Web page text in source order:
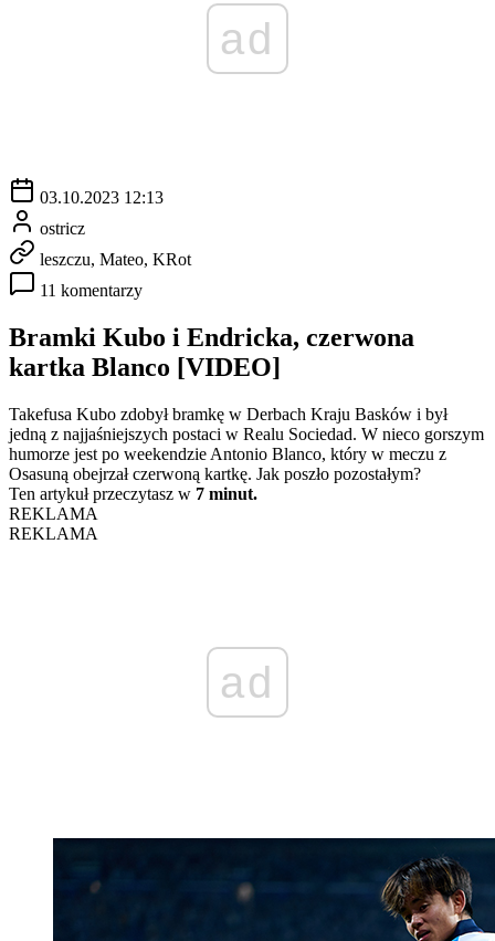
ad
03.10.2023 12:13
ostricz
leszczu, Mateo, KRot
11 komentarzy
Bramki Kubo i Endricka, czerwona
kartka Blanco [VIDEO]
Takefusa Kubo zdobył bramkę w Derbach Kraju Basków i był
jedną z najjaśniejszych postaci w Realu Sociedad. W nieco gorszym
humorze jest po weekendzie Antonio Blanco, który w meczu z
Osasuną obejrzał czerwoną kartkę. Jak poszło pozostałym?
Ten artykuł przeczytasz w 7 minut.
REKLAMA
REKLAMA
ad